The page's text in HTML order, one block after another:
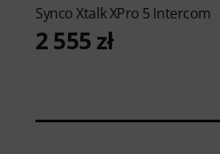
SyncoXtalk XPro 5 Intercom
2 555 zł